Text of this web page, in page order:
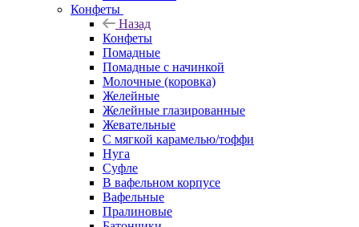
Конфеты
Назад
Конфеты
Помадные
Помадные с начинкой
Молочные (коровка)
Желейные
Желейные глазированные
Жевательные
С мягкой карамелью/тоффи
Нуга
Суфле
В вафельном корпусе
Вафельные
Пралиновые